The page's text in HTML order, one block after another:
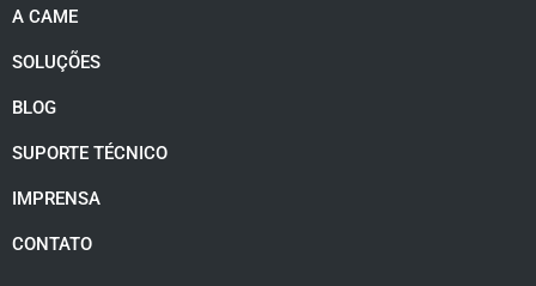
A CAME
SOLUÇÕES
BLOG
SUPORTE TÉCNICO
IMPRENSA
CONTATO